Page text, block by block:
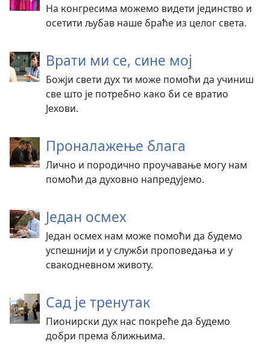
На конгресима можемо видети јединство и
осетити љубав наше браће из целог света.
Врати ми се, сине мој
Божји свети дух ти може помоћи да учиниш
све што је потребно како би се вратио
Јехови.
Проналажење блага
Лично и породично проучавање могу нам
помоћи да духовно напредујемо.
Један осмех
Један осмех нам може помоћи да будемо
успешнији и у служби проповедања и у
свакодневном животу.
Сад је тренутак
Пионирски дух нас покреће да будемо
добри према ближњима.